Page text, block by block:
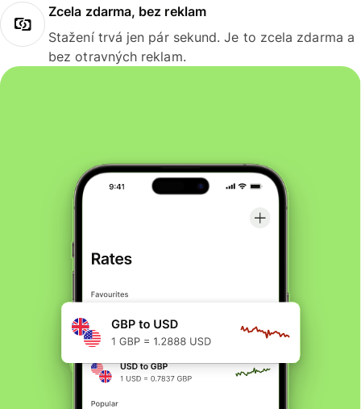
Zcela zdarma, bez reklam
Stažení trvá jen pár sekund. Je to zcela zdarma a
bez otravných reklam.